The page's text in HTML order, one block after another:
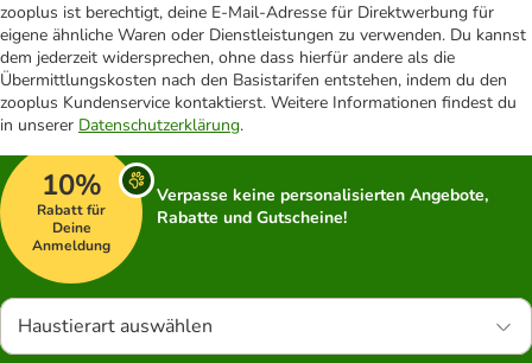
zooplus ist berechtigt, deine E-Mail-Adresse für Direktwerbung für
eigene ähnliche Waren oder Dienstleistungen zu verwenden. Du kannst
dem jederzeit widersprechen, ohne dass hierfür andere als die
Übermittlungskosten nach den Basistarifen entstehen, indem du den
zooplus Kundenservice kontaktierst. Weitere Informationen findest du
in unserer Datenschutzerklärung.
10%
Rabatt für
Deine
Anmeldung
Verpasse keine personalisierten Angebote,
Rabatte und Gutscheine!
Haustierart auswählen